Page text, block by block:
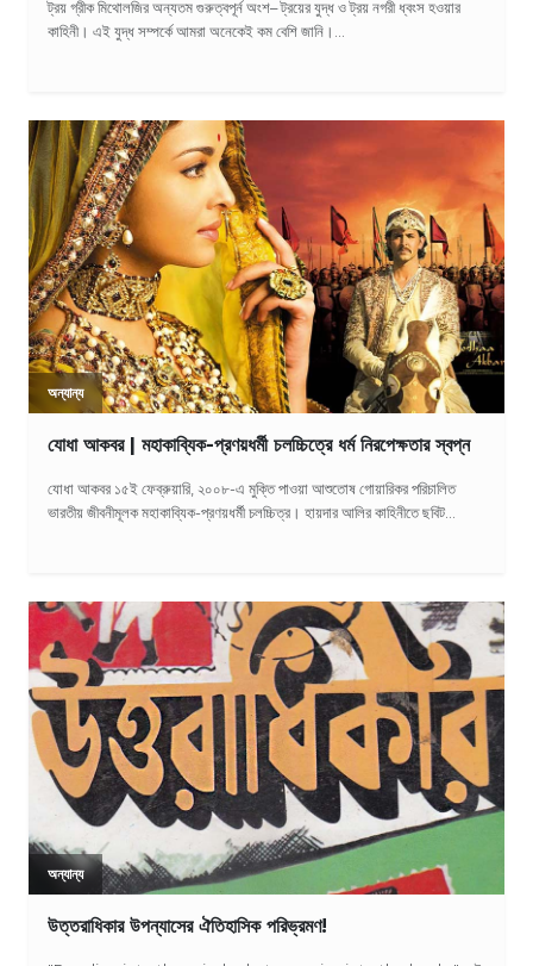
ট্রয় গ্রীক মিথোলজির অন্যতম গুরুত্বপূর্ন অংশ– ট্রয়ের যুদ্ধ ও ট্রয় নগরী ধ্বংস হওয়ার
কাহিনী। এই যুদ্ধ সম্পর্কে আমরা অনেকেই কম বেশি জানি।...
অন্যান্য
যোধা আকবর | মহাকাব্যিক-প্রণয়ধর্মী চলচ্চিত্রে ধর্ম নিরপেক্ষতার স্বপ্ন
যোধা আকবর ১৫ই ফেব্রুয়ারি, ২০০৮-এ মুক্তি পাওয়া আশুতোষ গোয়ারিকর পরিচালিত
ভারতীয় জীবনীমূলক মহাকাব্যিক-প্রণয়ধর্মী চলচ্চিত্র। হায়দার আলির কাহিনীতে ছবিট...
অন্যান্য
উত্তরাধিকার উপন্যাসের ঐতিহাসিক পরিভ্রমণ!